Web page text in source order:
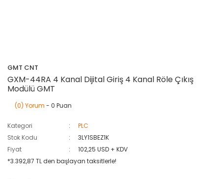
GMT CNT
GXM-44RA 4 Kanal Dijital Giriş 4 Kanal Röle Çıkış
Modülü GMT
(0) Yorum - 0 Puan
Kategori
PLC
Stok Kodu
3LY1SBEZ1K
Fiyat
102,25 USD + KDV
*3.392,87 TL den başlayan taksitlerle!